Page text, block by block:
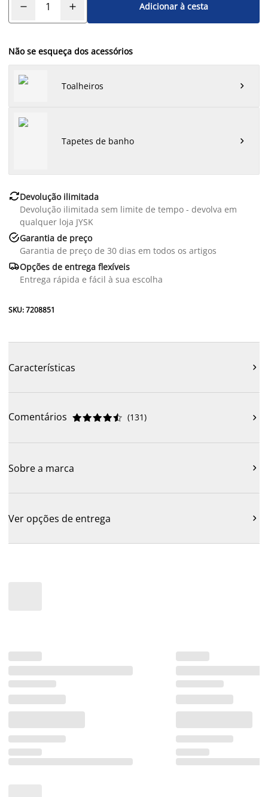
Adicionar à cesta
Não se esqueça dos acessórios
Toalheiros 
Tapetes de banho 
Devolução ilimitada
Devolução ilimitada sem limite de tempo - devolva em
qualquer loja JYSK
Garantia de preço
Garantia de preço de 30 dias em todos os artigos
Opções de entrega flexíveis
Entrega rápida e fácil à sua escolha
SKU: 7208851
Características 
Comentários 




 (131) 
Sobre a marca 
Ver opções de entrega 